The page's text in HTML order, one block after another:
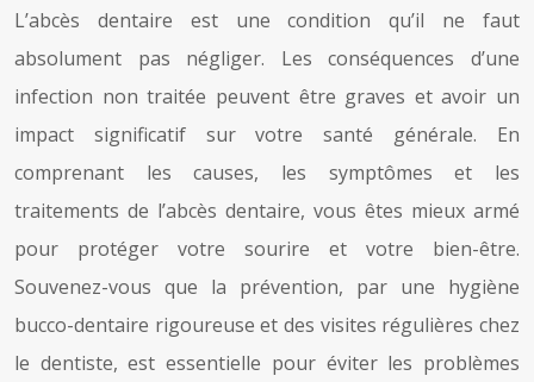
L’abcès dentaire est une condition qu’il ne faut
absolument pas négliger. Les conséquences d’une
infection non traitée peuvent être graves et avoir un
impact significatif sur votre santé générale. En
comprenant les causes, les symptômes et les
traitements de l’abcès dentaire, vous êtes mieux armé
pour protéger votre sourire et votre bien-être.
Souvenez-vous que la prévention, par une hygiène
bucco-dentaire rigoureuse et des visites régulières chez
le dentiste, est essentielle pour éviter les problèmes